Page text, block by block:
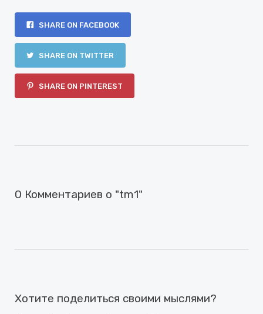
SHARE ON FACEBOOK
SHARE ON TWITTER
SHARE ON PINTEREST
0 Комментариев о "tm1"
Хотите поделиться своими мыслями?